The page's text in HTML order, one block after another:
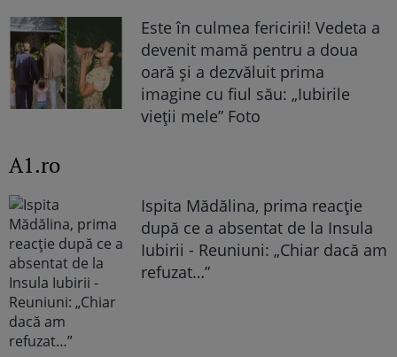
Este în culmea fericirii! Vedeta a
devenit mamă pentru a doua
oară și a dezvăluit prima
imagine cu fiul său: „Iubirile
vieții mele” Foto
A1.ro
Ispita Mădălina, prima reacție
după ce a absentat de la Insula
Iubirii - Reuniuni: „Chiar dacă am
refuzat…”